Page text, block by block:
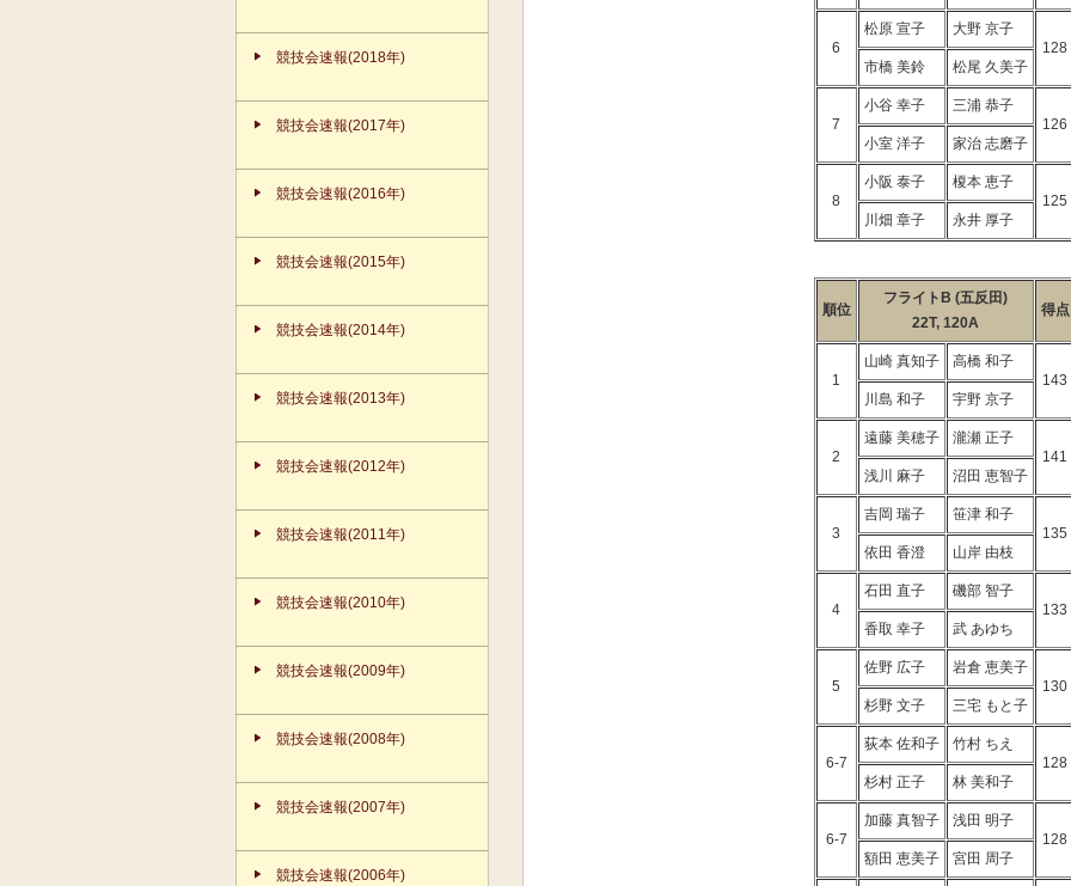
競技会速報(2018年)
競技会速報(2017年)
競技会速報(2016年)
競技会速報(2015年)
競技会速報(2014年)
競技会速報(2013年)
競技会速報(2012年)
競技会速報(2011年)
競技会速報(2010年)
競技会速報(2009年)
競技会速報(2008年)
競技会速報(2007年)
競技会速報(2006年)
6
松原 宣子
大野 京子
128
市橋 美鈴
松尾 久美子
7
小谷 幸子
三浦 恭子
126
小室 洋子
家治 志磨子
8
小阪 泰子
榎本 恵子
125
川畑 章子
永井 厚子
順位
フライトB (五反田)
22T, 120A
得点
1
山崎 真知子
高橋 和子
143
川島 和子
宇野 京子
2
遠藤 美穂子
瀧瀬 正子
141
浅川 麻子
沼田 恵智子
3
吉岡 瑞子
笹津 和子
135
依田 香澄
山岸 由枝
4
石田 直子
磯部 智子
133
香取 幸子
武 あゆち
5
佐野 広子
岩倉 恵美子
130
杉野 文子
三宅 もと子
6-7
荻本 佐和子
竹村 ちえ
128
杉村 正子
林 美和子
6-7
加藤 真智子
浅田 明子
128
額田 恵美子
宮田 周子